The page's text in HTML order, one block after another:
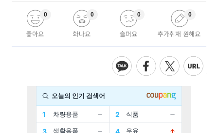
좋아요
0
화나요
0
슬퍼요
0
추가취재 원해요
0